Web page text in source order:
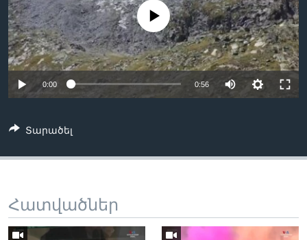
Լեզուներ
No media source currently available
0:00 0:56
Տարածել
Հատվածներ